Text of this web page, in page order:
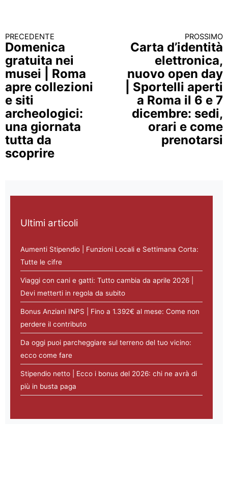
Continua a leggere
PRECEDENTE
Domenica
gratuita nei
musei | Roma
apre collezioni
e siti
archeologici:
una giornata
tutta da
scoprire
PROSSIMO
Carta d’identità
elettronica,
nuovo open day
| Sportelli aperti
a Roma il 6 e 7
dicembre: sedi,
orari e come
prenotarsi
Ultimi articoli
Aumenti Stipendio | Funzioni Locali e Settimana Corta:
Tutte le cifre
Viaggi con cani e gatti: Tutto cambia da aprile 2026 |
Devi metterti in regola da subito
Bonus Anziani INPS | Fino a 1.392€ al mese: Come non
perdere il contributo
Da oggi puoi parcheggiare sul terreno del tuo vicino:
ecco come fare
Stipendio netto | Ecco i bonus del 2026: chi ne avrà di
più in busta paga